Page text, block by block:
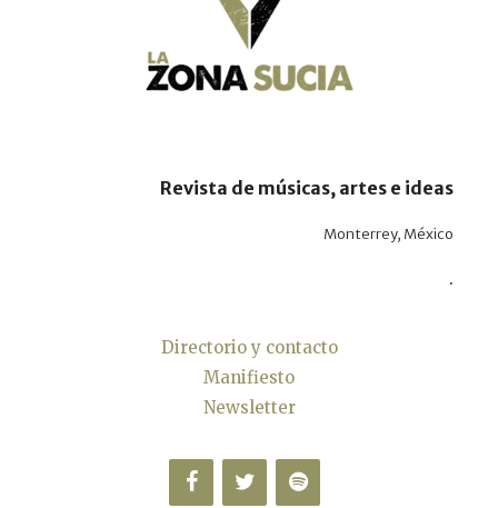
Revista de músicas, artes e ideas
Monterrey, México
.
Directorio y contacto
Manifiesto
Newsletter